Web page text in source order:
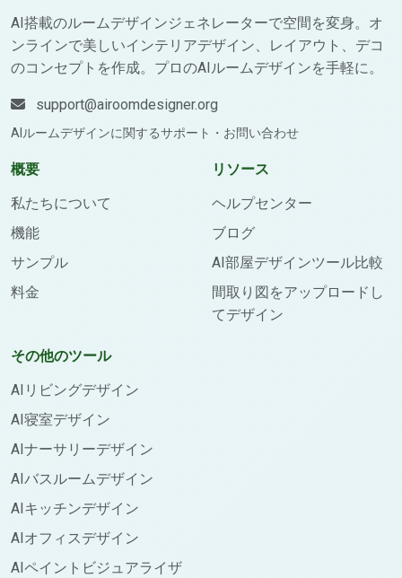
AI搭載のルームデザインジェネレーターで空間を変身。オ
ンラインで美しいインテリアデザイン、レイアウト、デコ
のコンセプトを作成。プロのAIルームデザインを手軽に。
support@airoomdesigner.org
AIルームデザインに関するサポート・お問い合わせ
概要
私たちについて
機能
サンプル
料金
リソース
ヘルプセンター
ブログ
AI部屋デザインツール比較
間取り図をアップロードし
てデザイン
その他のツール
AIリビングデザイン
AI寝室デザイン
AIナーサリーデザイン
AIバスルームデザイン
AIキッチンデザイン
AIオフィスデザイン
AIペイントビジュアライザ